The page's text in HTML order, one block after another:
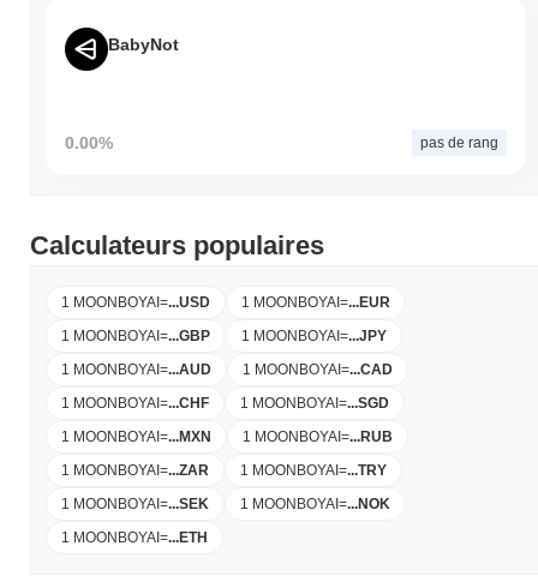
BabyNot
0.00% pas de rang
Calculateurs populaires
1 MOONBOYAI=...USD 1 MOONBOYAI=...EUR
1 MOONBOYAI=...GBP 1 MOONBOYAI=...JPY
1 MOONBOYAI=...AUD 1 MOONBOYAI=...CAD
1 MOONBOYAI=...CHF 1 MOONBOYAI=...SGD
1 MOONBOYAI=...MXN 1 MOONBOYAI=...RUB
1 MOONBOYAI=...ZAR 1 MOONBOYAI=...TRY
1 MOONBOYAI=...SEK 1 MOONBOYAI=...NOK
1 MOONBOYAI=...ETH